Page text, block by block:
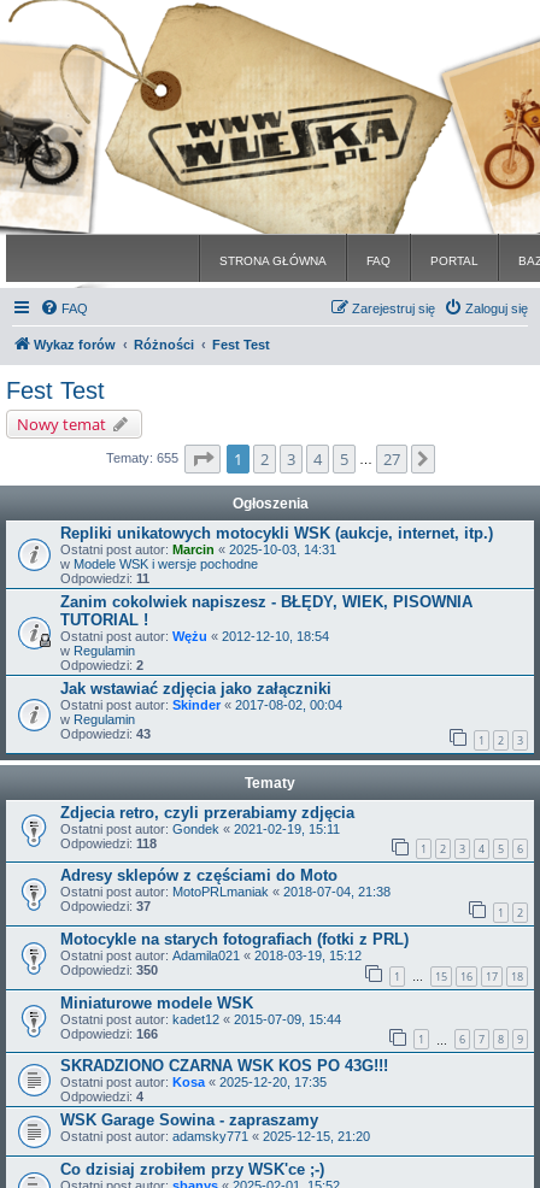
STRONA GŁÓWNA FAQ PORTAL
FAQ Zaloguj się
Zarejestruj się
Wykaz forów Różności Fest Test
Fest Test
Nowy temat
Tematy: 655 Strona1 z27
1 2 3 4 5 27
Ogłoszenia
Repliki unikatowych motocykli WSK (aukcje, internet, itp.)
Ostatni post autor: Marcin « 2025-10-03, 14:31
w Modele WSK i wersje pochodne
Odpowiedzi: 11
Zanim cokolwiek napiszesz - BŁĘDY, WIEK, PISOWNIA
TUTORIAL !
Ostatni post autor: Wężu « 2012-12-10, 18:54
w Regulamin
Odpowiedzi: 2
Jak wstawiać zdjęcia jako załączniki
Ostatni post autor: Skinder« 2017-08-02, 00:04
w Regulamin
Odpowiedzi: 43 1 2 3
Tematy
Zdjecia retro, czyli przerabiamy zdjęcia
Ostatni post autor: Gondek « 2021-02-19, 15:11
Odpowiedzi: 118 1 2 3 4 5 6
Adresy sklepów z częściami do Moto
Ostatni post autor: MotoPRLmaniak « 2018-07-04, 21:38
Odpowiedzi: 37 1 2
Motocykle na starych fotografiach (fotki z PRL)
Ostatni post autor: Adamila021 « 2018-03-19, 15:12
Odpowiedzi: 350 1 … 15 16 17 18
Miniaturowe modele WSK
Ostatni post autor: kadet12 « 2015-07-09, 15:44
Odpowiedzi: 166 1 6 7 8 9
SKRADZIONO CZARNA WSK KOS PO 43G!!!
Ostatni post autor: Kosa « 2025-12-20, 17:35
Odpowiedzi: 4
WSK Garage Sowina - zapraszamy
Ostatni post autor: adamsky771 « 2025-12-15, 21:20
Co dzisiaj zrobiłem przy WSK'ce ;-)